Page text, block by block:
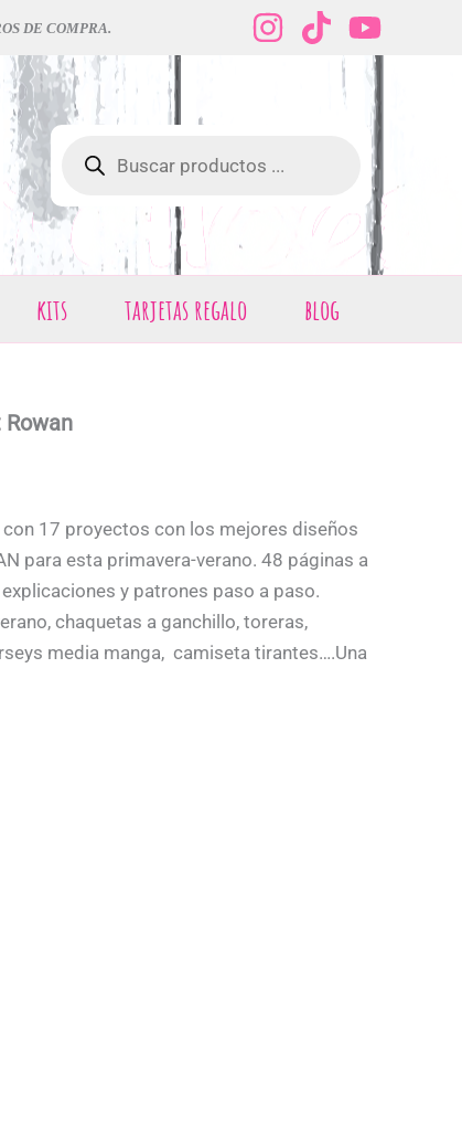
DE COMPRA.
productos
kits tarjetas regalo blog
17 proyectos con los mejores diseños
para esta primavera-verano. 48 páginas a
y patrones paso a paso.
chaquetas a ganchillo, toreras,
media manga, camiseta tirantes….Una